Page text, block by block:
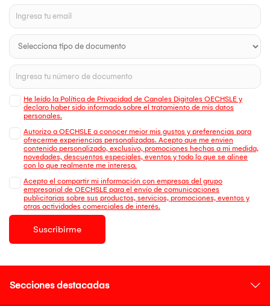
He leído la Política de Privacidad de Canales Digitales OECHSLE y
declaro haber sido informado sobre el tratamiento de mis datos
personales.
Autorizo a OECHSLE a conocer mejor mis gustos y preferencias para
ofrecerme experiencias personalizadas. Acepto que me envien
contenido personalizado, exclusivo, promociones hechas a mi medida,
novedades, descuentos especiales, eventos y todo lo que se alinee
con lo que realmente me interesa.
Acepto el compartir mi información con empresas del grupo
empresarial de OECHSLE para el envío de comunicaciones
publicitarias sobre sus productos, servicios, promociones, eventos y
otras actividades comerciales de interés.
Suscribirme
Secciones destacadas